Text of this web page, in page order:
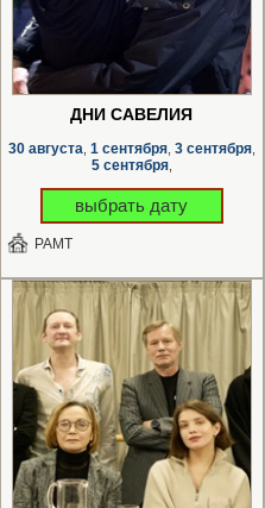
ДНИ САВЕЛИЯ
30 августа 1 сентября, 3 сентября,
5 сентября,
выбрать дату
РАМТ